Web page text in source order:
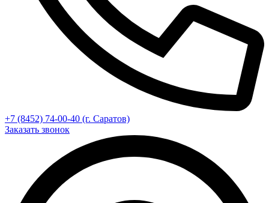
+7 (8452) 74-00-40 (г. Саратов)
Заказать звонок